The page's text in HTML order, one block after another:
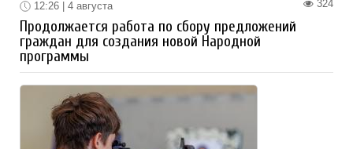
324
12:26 | 4 августа
Продолжается работа по сбору предложений
граждан для создания новой Народной
программы